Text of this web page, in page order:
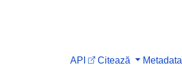
API Citează Metadata